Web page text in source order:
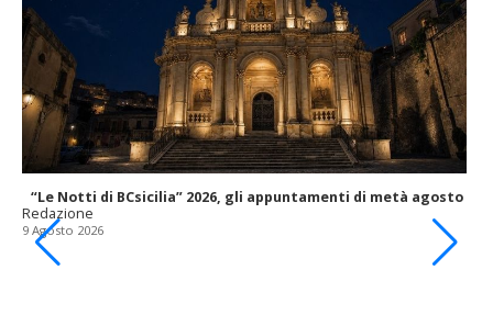
“Le Notti di BCsicilia” 2026, gli appuntamenti di metà agosto
Redazione
9 Agosto 2026